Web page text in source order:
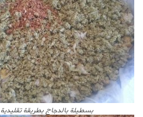
بسطيلة بالدجاج بطريقة تقليدية